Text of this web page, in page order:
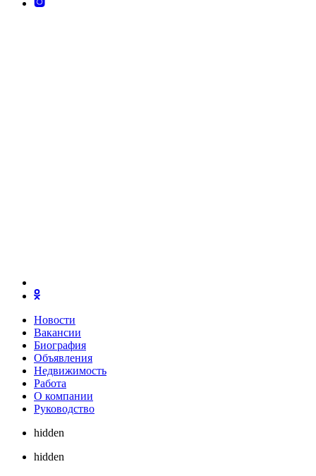
Новости
Вакансии
Биография
Объявления
Недвижимость
Работа
О компании
Руководство
hidden
hidden